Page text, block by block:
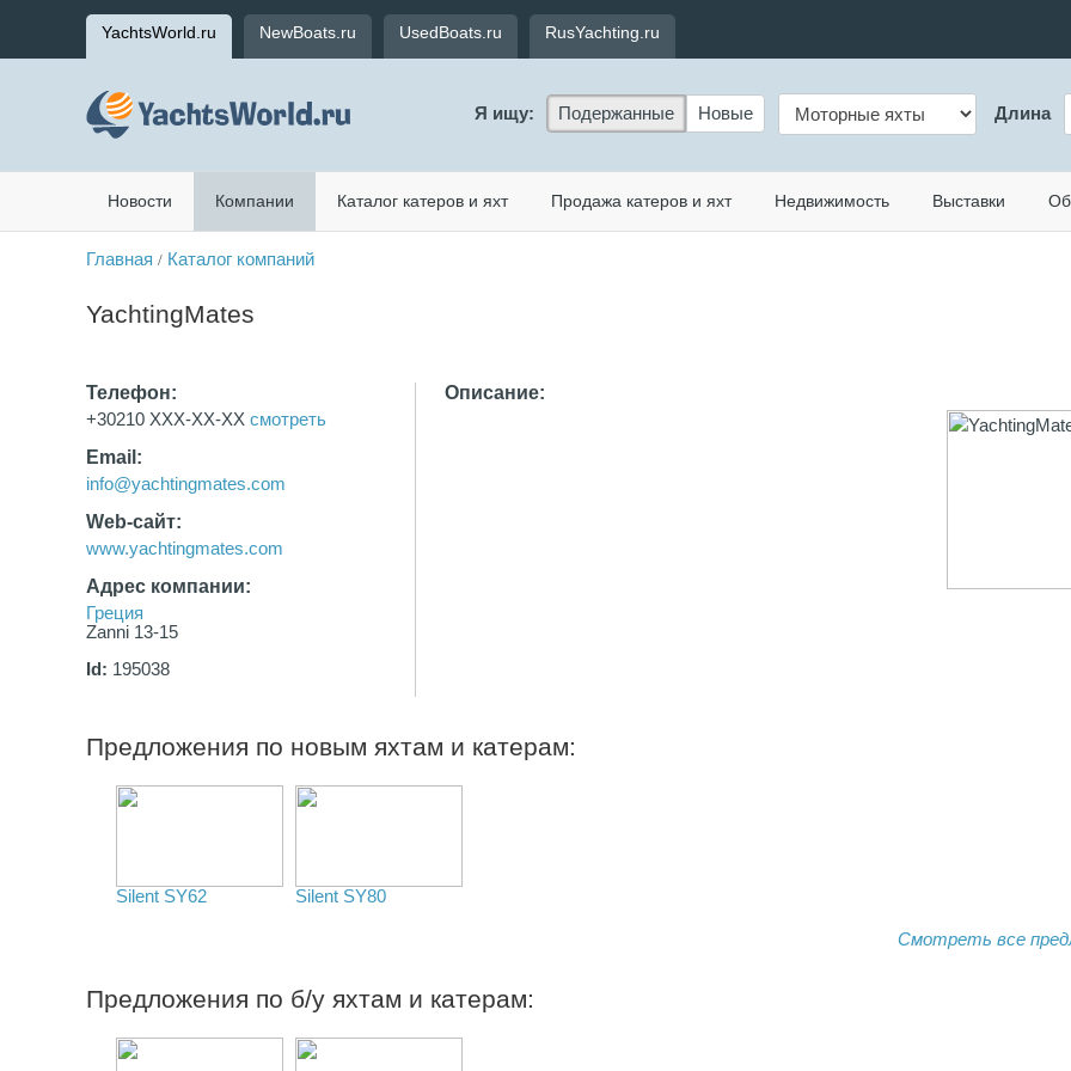
YachtsWorld.ru NewBoats.ru UsedBoats.ru RusYachting.ru
Я ищу: Подержанные Новые Длина
Новости Компании Каталог катеров и яхт Продажа катеров и яхт Недвижимость Выставки
Главная / Каталог компаний
YachtingMates
Телефон:
+30210 XXX-XX-XX смотреть
Email:
info@yachtingmates.com
Web-сайт:
www.yachtingmates.com
Адрес компании:
Греция
Zanni 13-15
Id: 195038
Описание:
Предложения по новым яхтам и катерам:
Silent SY62 Silent SY80
Смотреть все
Предложения по б/у яхтам и катерам: